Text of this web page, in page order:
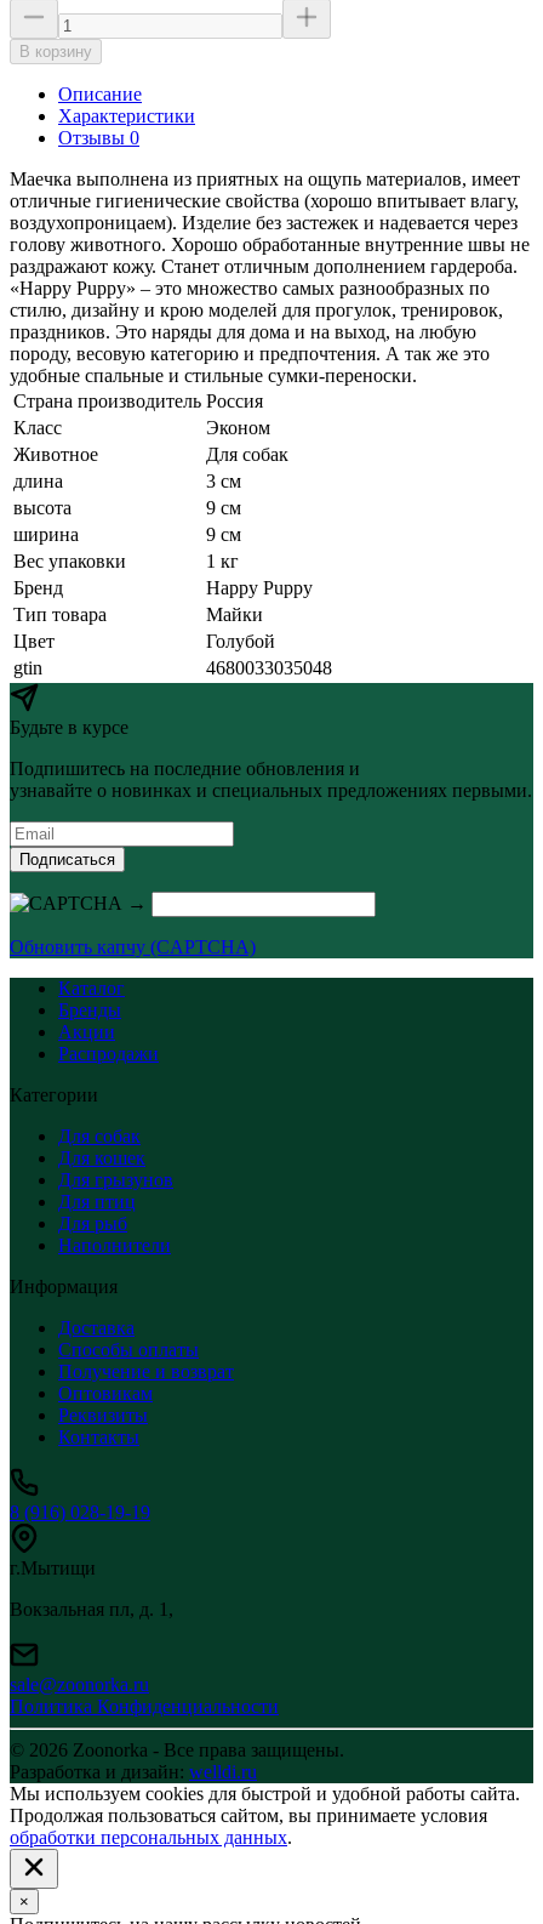
В корзину
Описание
Характеристики
Отзывы 0
Маечка выполнена из приятных на ощупь материалов, имеет
отличные гигиенические свойства (хорошо впитывает влагу,
воздухопроницаем). Изделие без застежек и надевается через
голову животного. Хорошо обработанные внутренние швы не
раздражают кожу. Станет отличным дополнением гардероба.
«Happy Puppy» – это множество самых разнообразных по
стилю, дизайну и крою моделей для прогулок, тренировок,
праздников. Это наряды для дома и на выход, на любую
породу, весовую категорию и предпочтения. А так же это
удобные спальные и стильные сумки-переноски.
Страна производитель Россия
Класс
Эконом
Животное
Для собак
длина
3 см
высота
9 см
ширина
9 см
Вес упаковки
1 кг
Бренд
Happy Puppy
Тип товара
Майки
Цвет
Голубой
gtin
4680033035048
Будьте в курсе
Подпишитесь на последние обновления и
узнавайте о новинках и специальных предложениях первыми.
Подписаться
→
Обновить капчу (CAPTCHA)
Каталог
Бренды
Акции
Распродажи
Категории
Для собак
Для кошек
Для грызунов
Для птиц
Для рыб
Наполнители
Информация
Доставка
Способы оплаты
Получение и возврат
Оптовикам
Реквизиты
Контакты
8 (916) 028-19-19
г.Мытищи
Вокзальная пл, д. 1,
sale@zoonorka.ru
Политика Конфиденциальности
© 2026 Zoonorka - Все права защищены.
Разработка и дизайн: welldi.ru
Мы используем cookies для быстрой и удобной работы сайта.
Продолжая пользоваться сайтом, вы принимаете условия
обработки персональных данных.
×